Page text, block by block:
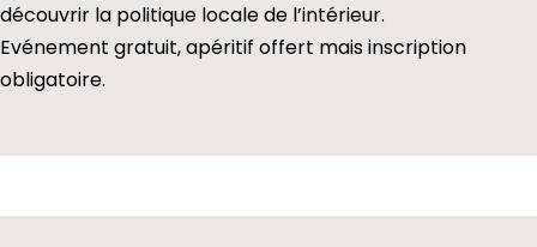
découvrir la politique locale de l’intérieur.
Evénement gratuit, apéritif offert mais inscription
obligatoire.